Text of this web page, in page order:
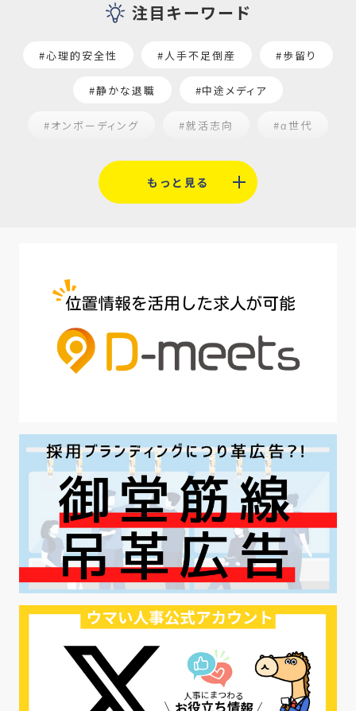
注目キーワード
#心理的安全性 #人手不足倒産 #歩留り
#静かな退職 #中途メディア
#オンボーディング #就活志向 #α世代
#平均採用単価
#人材定着 #AI面接
#魅力の伝え方 #求職者 #27卒
#採用オウンドメディア #業種別
#採用ピッチ資料 #28卒 #ロールモデル
#第二新卒 #採用の効率化
#AI活用 #職場カルチャーギャップ
#早期退職 #ハラスメント
#ハラスメント対策 #SNS活用
#リクルーター制度 #内定辞退の防止
#歩留まり改善 #採用ナーチャリング
#採用CX #学内セミナー #カジュアル面談
#転職ファストパス #PRO #採用代行
もっと見る